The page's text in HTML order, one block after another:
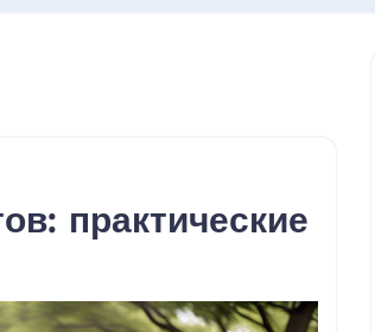
практические